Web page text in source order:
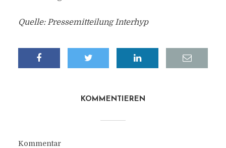
Quelle: Pressemitteilung Interhyp
KOMMENTIEREN
Kommentar